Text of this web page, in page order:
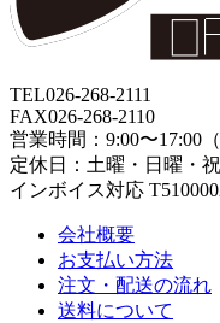
TEL026-268-2111
FAX026-268-2110
営業時間：9:00〜17:00
定休日：土曜・日曜・
インボイス対応
会社概要
お支払い方法
注文・配送の流れ
送料について